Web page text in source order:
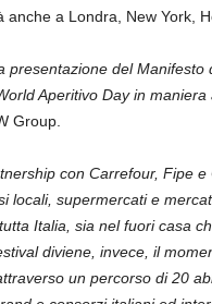
anche a Londra, New York,
presentazione del
Aperitivo Day in maniera
Group.
con Carrefour, Fipe e
locali, supermercati e
Italia, sia nel fuori casa
diviene, invece, il
un percorso di 20